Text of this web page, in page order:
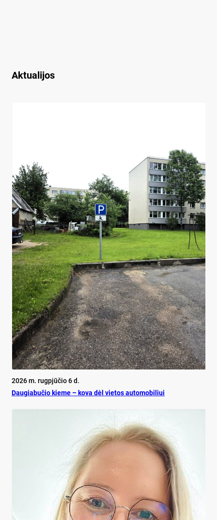
Aktualijos
2026 m. rugpjūčio 6 d.
Dau­gia­bu­čio kie­me – ko­va dėl vie­tos au­to­mo­bi­liui